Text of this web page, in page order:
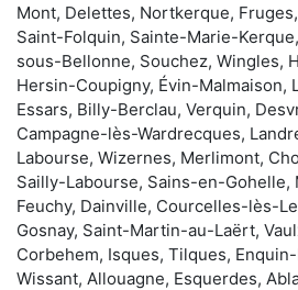
Mont, Delettes, Nortkerque,
Saint-Folquin, Sainte-Marie-
sous-Bellonne, Souchez, Wingles,
Hersin-Coupigny, Évin-Malmaison,
Essars, Billy-Berclau, Verquin,
Campagne-lès-Wardrecques,
Labourse, Wizernes, Merlimont,
Sailly-Labourse, Sains-en-Gohelle,
Feuchy, Dainville, Courcelles-lès-
Gosnay, Saint-Martin-au-Laërt,
Corbehem, Isques, Tilques,
Wissant, Allouagne, Esquerdes,